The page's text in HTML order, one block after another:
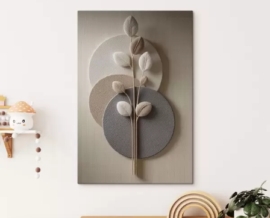
Яскраві, насичені кольори
Стійкість до вицвітання
Безпечне чорнило без запаху
Поверхня з текстурою полотна
Екологічний матеріал
Преміум
Від363
Яскраві, насичені кольори
Стійкість до вицвітання
Безпечне чорнило без запаху
Поверхня з текстурою полотна